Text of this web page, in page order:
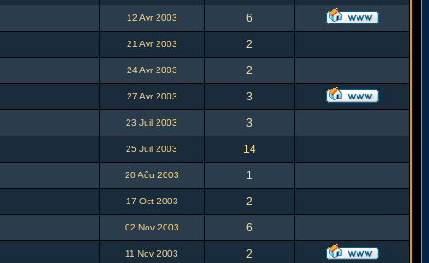
12 Avr 2003 6
21 Avr 2003 2
24 Avr 2003 2
27 Avr 2003 3
23 Juil 2003 3
25 Juil 2003 14
20 Aôu 2003 1
17 Oct 2003 2
02 Nov 2003 6
11 Nov 2003 2